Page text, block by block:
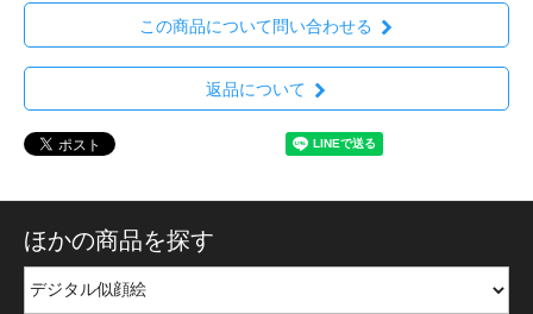
この商品について問い合わせる
返品について
ほかの商品を探す